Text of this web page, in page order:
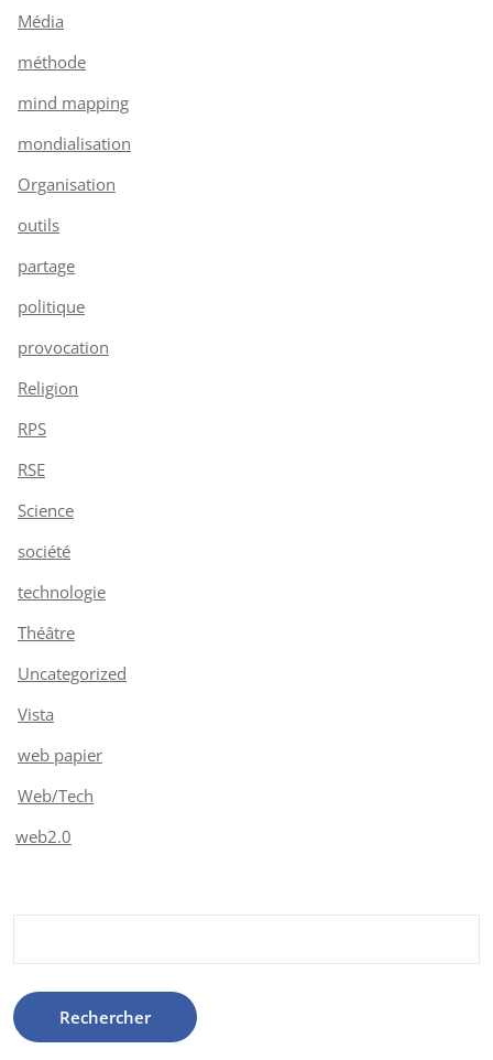
Média
méthode
mind mapping
mondialisation
Organisation
outils
partage
politique
provocation
Religion
RPS
RSE
Science
société
technologie
Théâtre
Uncategorized
Vista
web papier
Web/Tech
web2.0